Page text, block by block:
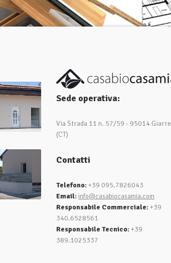
Sede operativa:
Via Strada 11 n. 57/59 - 95014 Giarre
(CT)
Contatti
Telefono:+39 095.7826043
Email:info@casabiocasamia.com
Responsabile Commerciale:+39
340.6528561
Responsabile Tecnico:+39
389.1025337